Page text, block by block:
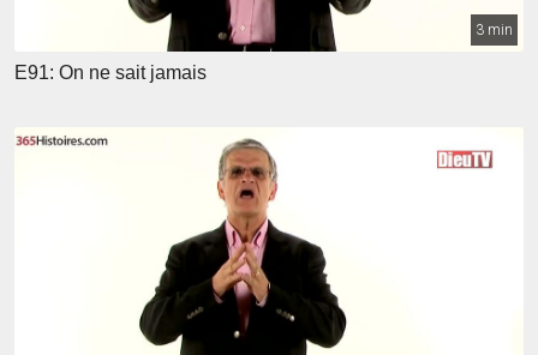
3 min
E91: On ne sait jamais